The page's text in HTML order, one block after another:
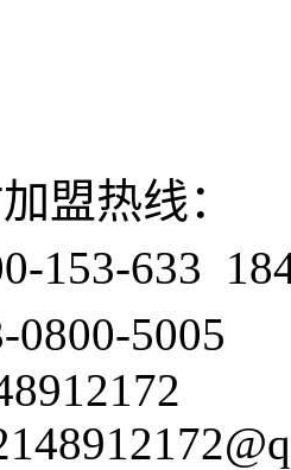
盟热线：
153-633
5005